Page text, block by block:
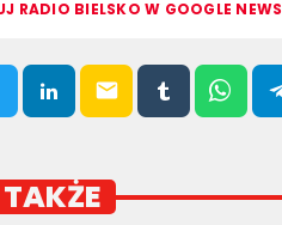
RADIO BIELSKO W GOOGLE NEWS
email